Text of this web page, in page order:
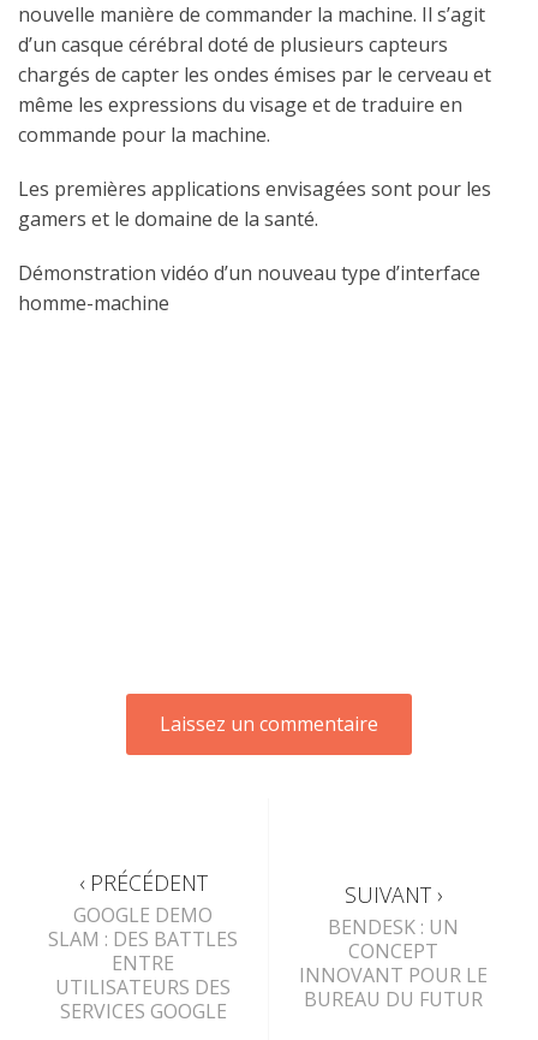
nouvelle manière de commander la machine. Il s’agit
d’un casque cérébral doté de plusieurs capteurs
chargés de capter les ondes émises par le cerveau et
même les expressions du visage et de traduire en
commande pour la machine.
Les premières applications envisagées sont pour les
gamers et le domaine de la santé.
Démonstration vidéo d’un nouveau type d’interface
homme-machine
‹ PRÉCÉDENT
GOOGLE DEMO
SLAM : DES BATTLES
ENTRE
UTILISATEURS DES
SERVICES GOOGLE
SUIVANT ›
BENDESK : UN
CONCEPT
INNOVANT POUR LE
BUREAU DU FUTUR